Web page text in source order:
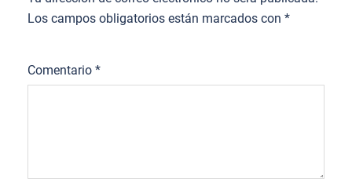
Los campos obligatorios están marcados con *
Comentario *